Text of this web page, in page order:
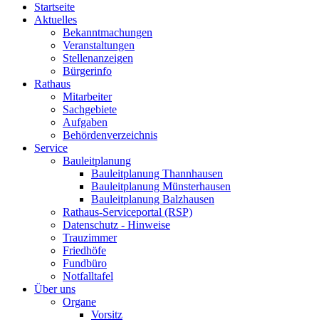
Startseite
Aktuelles
Bekanntmachungen
Veranstaltungen
Stellenanzeigen
Bürgerinfo
Rathaus
Mitarbeiter
Sachgebiete
Aufgaben
Behördenverzeichnis
Service
Bauleitplanung
Bauleitplanung Thannhausen
Bauleitplanung Münsterhausen
Bauleitplanung Balzhausen
Rathaus-Serviceportal (RSP)
Datenschutz - Hinweise
Trauzimmer
Friedhöfe
Fundbüro
Notfalltafel
Über uns
Organe
Vorsitz